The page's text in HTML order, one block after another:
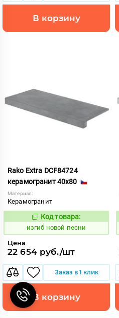
В корзину
Rako Extra DCF84724
керамогранит 40x80
Материал:
Керамогранит
570694
Код товара:
изгиб новой песни
Цена
22 654 руб./шт
Заказ в 1 клик
В корзину